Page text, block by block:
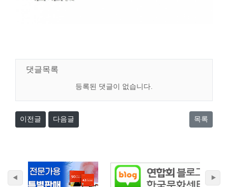
댓글목록
등록된 댓글이 없습니다.
이전글 다음글 목록